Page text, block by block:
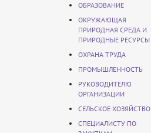
ОБРАЗОВАНИЕ
ОКРУЖАЮЩАЯ
ПРИРОДНАЯ СРЕДА И
ПРИРОДНЫЕ РЕСУРСЫ
ОХРАНА ТРУДА
ПРОМЫШЛЕННОСТЬ
РУКОВОДИТЕЛЮ
ОРГАНИЗАЦИИ
СЕЛЬСКОЕ ХОЗЯЙСТВО
СПЕЦИАЛИСТУ ПО